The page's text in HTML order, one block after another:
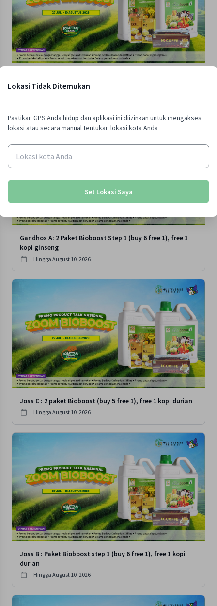
step 1 (buy 6 free 1), free 1 kopi gin
Gandhos A: 2 Paket Bioboost Step 1 (buy 6 free 1), free 1
kopi ginseng
Hingga August 10, 2026
Joss C : 2 paket Bioboost (buy 5 free 1), free 1 kopi durian
Hingga August 10, 2026
Joss B : Paket Bioboost step 1 (buy 6 free 1), free 1 kopi
durian
Hingga August 10, 2026
Lokasi Tidak Ditemukan
Pastikan GPS Anda hidup dan aplikasi ini diizinkan untuk mengakses
lokasi atau secara manual tentukan lokasi kota Anda
Set Lokasi Saya